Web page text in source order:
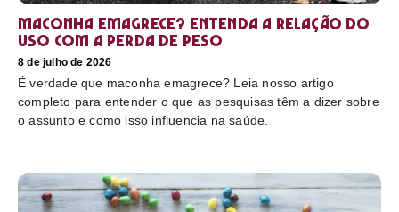
Maconha emagrece? Entenda a relação do
uso com a perda de peso
8 de julho de 2026
É verdade que maconha emagrece? Leia nosso artigo
completo para entender o que as pesquisas têm a dizer sobre
o assunto e como isso influencia na saúde.